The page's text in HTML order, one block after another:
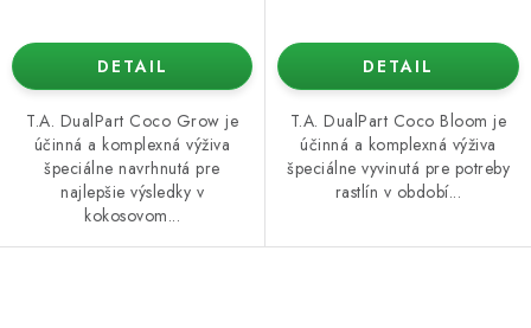
DETAIL
T.A. DualPart Coco Grow je
účinná a komplexná výživa
špeciálne navrhnutá pre
najlepšie výsledky v
kokosovom...
DETAIL
T.A. DualPart Coco Bloom je
účinná a komplexná výživa
špeciálne vyvinutá pre potreby
rastlín v období...